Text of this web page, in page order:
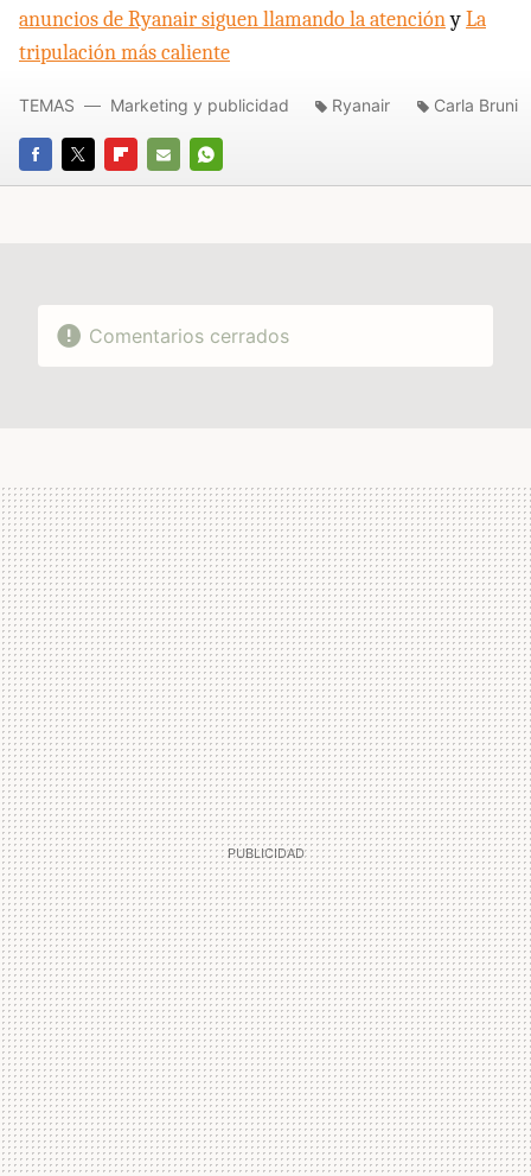
anuncios de Ryanair siguen llamando la atenciónyLa
tripulación más caliente
FACEBOOK
TWITTERFLIPBOARD
E-
WHATSAPP
TEMAS Marketing y publicidad Ryanair Carla Bruni
Comentarios cerrados